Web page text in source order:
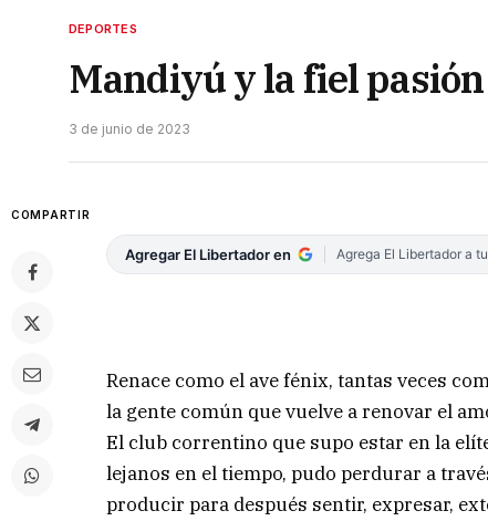
DEPORTES
Mandiyú y la fiel
3 de junio de 2023
COMPARTIR
Agregar El Libertador en Agrega El Libertador a
Renace como el ave fénix, tantas veces
la gente común que vuelve a renovar el
El club correntino que supo estar en la
lejanos en el tiempo, pudo perdurar a
producir para después sentir, expresar,